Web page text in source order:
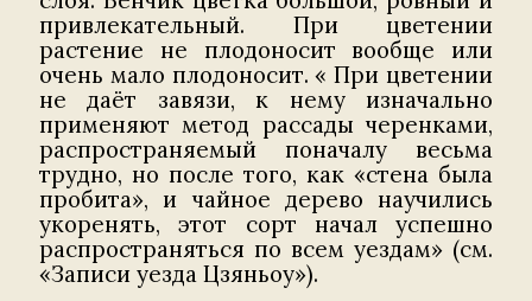
привлекательный. При цветении
растение не плодоносит вообще или
очень мало плодоносит. « При цветении
не даёт завязи, к нему изначально
применяют метод рассады черенками,
распространяемый поначалу весьма
трудно, но после того, как «стена была
пробита», и чайное дерево научились
укоренять, этот сорт начал успешно
распространяться по всем уездам» (см.
«Записи уезда Цзяньоу»).